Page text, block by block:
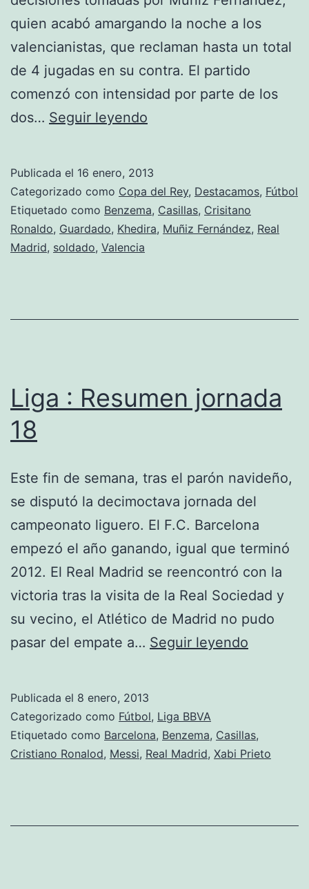
quien acabó amargando la noche a los
valencianistas, que reclaman hasta un total
de 4 jugadas en su contra. El partido
comenzó con intensidad por parte de los
dos… Seguir leyendo
Real
Madrid
2
Publicada el 16 enero, 2013
Categorizado como Copa del Rey, Destacamos, Fútbol
Etiquetado como Benzema, Casillas, Crisitano
Ronaldo, Guardado, Khedira, Muñiz Fernández, Real
Madrid, soldado, Valencia
Liga : Resumen jornada
18
Este fin de semana, tras el parón navideño,
se disputó la decimoctava jornada del
campeonato liguero. El F.C. Barcelona
empezó el año ganando, igual que terminó
2012. El Real Madrid se reencontró con la
victoria tras la visita de la Real Sociedad y
su vecino, el Atlético de Madrid no pudo
pasar del empate a… Seguir leyendo
18
Publicada el 8 enero, 2013
Categorizado como Fútbol, Liga BBVA
Etiquetado como Barcelona, Benzema, Casillas,
Cristiano Ronalod, Messi, Real Madrid, Xabi Prieto